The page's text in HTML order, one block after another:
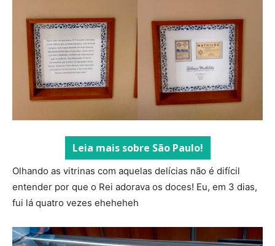
Leia mais sobre São Paulo!
Olhando as vitrinas com aquelas delícias não é difícil
entender por que o Rei adorava os doces! Eu, em 3 dias,
fui lá quatro vezes eheheheh